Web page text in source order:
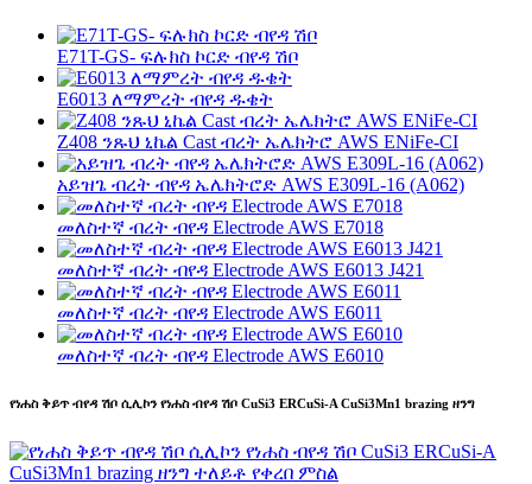
E71T-GS- ፍሉክስ ኮርድ ብየዳ ሽቦ
E6013 ለማምረት ብየዳ ዱቄት
Z408 ንጹህ ኒኬል Cast ብረት ኤሌክትሮ AWS ENiFe-CI
አይዝጌ ብረት ብየዳ ኤሌክትሮድ AWS E309L-16 (A062)
መለስተኛ ብረት ብየዳ Electrode AWS E7018
መለስተኛ ብረት ብየዳ Electrode AWS E6013 J421
መለስተኛ ብረት ብየዳ Electrode AWS E6011
መለስተኛ ብረት ብየዳ Electrode AWS E6010
የነሐስ ቅይጥ ብየዳ ሽቦ ሲሊኮን የነሐስ ብየዳ ሽቦ CuSi3 ERCuSi-A CuSi3Mn1 brazing ዘንግ